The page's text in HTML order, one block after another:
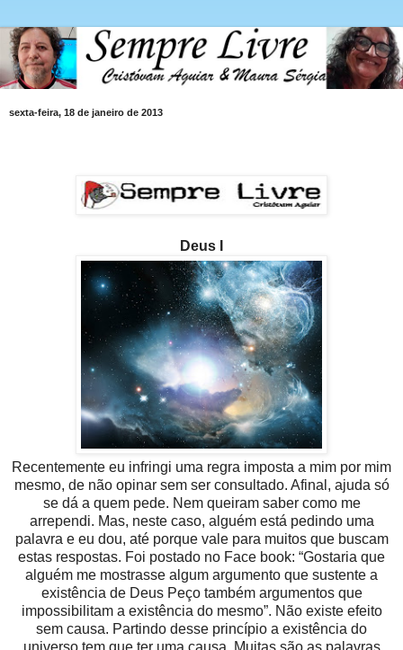
sexta-feira, 18 de janeiro de 2013
Deus I
Recentemente eu infringi uma regra imposta a mim por mim
mesmo, de não opinar sem ser consultado. Afinal, ajuda só
se dá a quem pede. Nem queiram saber como me
arrependi. Mas, neste caso, alguém está pedindo uma
palavra e eu dou, até porque vale para muitos que buscam
estas respostas. Foi postado no Face book: “Gostaria que
alguém me mostrasse algum argumento que sustente a
existência de Deus Peço também argumentos que
impossibilitam a existência do mesmo”. Não existe efeito
sem causa. Partindo desse princípio a existência do